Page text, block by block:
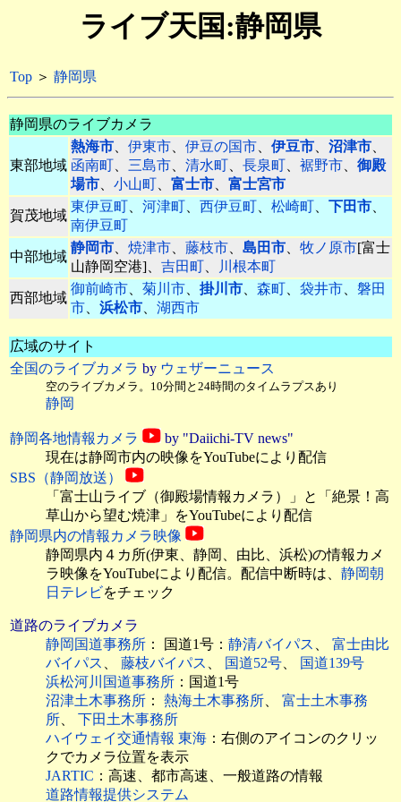
ライブ天国:静岡県
Top ＞ 静岡県
静岡県のライブカメラ
東部地域
熱海市、 伊東市、 伊豆の国市、 伊豆市、 沼津市、
函南町、 三島市、 清水町、 長泉町、 裾野市、 御殿
場市、 小山町、 富士市、 富士宮市
賀茂地域
東伊豆町、 河津町、 西伊豆町、 松崎町、 下田市、
南伊豆町
中部地域
静岡市、 焼津市、 藤枝市、 島田市、 牧ノ原市[富士
山静岡空港]、 吉田町、 川根本町
西部地域
御前崎市、 菊川市、 掛川市、 森町、 袋井市、 磐田
市、 浜松市、 湖西市
広域のサイト
全国のライブカメラ by ウェザーニュース
空のライブカメラ。10分間と24時間のタイムラプスあり
静岡
静岡各地情報カメラ
by "Daiichi-TV news"
現在は静岡市内の映像をYouTubeにより配信
SBS（静岡放送）
「富士山ライブ（御殿場情報カメラ）」と「絶景！高
草山から望む焼津」をYouTubeにより配信
静岡県内の情報カメラ映像
静岡県内４カ所(伊東、静岡、由比、浜松)の情報カメ
ラ映像をYouTubeにより配信。配信中断時は、 静岡朝
日テレビをチェック
道路のライブカメラ
静岡国道事務所 ： 国道1号： 静清バイパス 、 富士由比
バイパス 、 藤枝バイパス 、 国道52号、
国道139号
浜松河川国道事務所 ：国道1号
沼津土木事務所 ： 熱海土木事務所、 富士土木事務
所、 下田土木事務所
ハイウェイ交通情報 東海 ：右側のアイコンのクリッ
クでカメラ位置を表示
JARTIC ：高速、都市高速、一般道路の情報
道路情報提供システム